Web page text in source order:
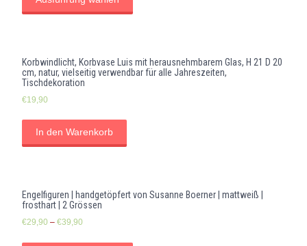
Korbwindlicht, Korbvase Luis mit herausnehmbarem Glas, H 21 D 20
cm, natur, vielseitig verwendbar für alle Jahreszeiten,
Tischdekoration
€19,90
In den Warenkorb
Engelfiguren | handgetöpfert von Susanne Boerner | mattweiß |
frosthart | 2 Grössen
€29,90 – €39,90